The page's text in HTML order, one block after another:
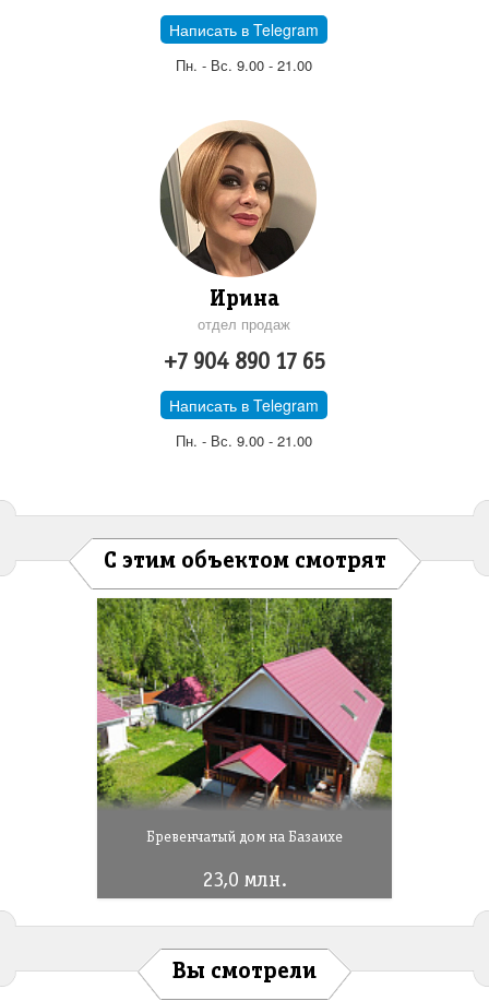
Написать в Telegram
Пн. - Вс. 9.00 - 21.00
Ирина
отдел продаж
+7 904 890 17 65
Написать в Telegram
Пн. - Вс. 9.00 - 21.00
С этим объектом смотрят
Бревенчатый дом на Базаихе
23,0 млн.
Вы смотрели